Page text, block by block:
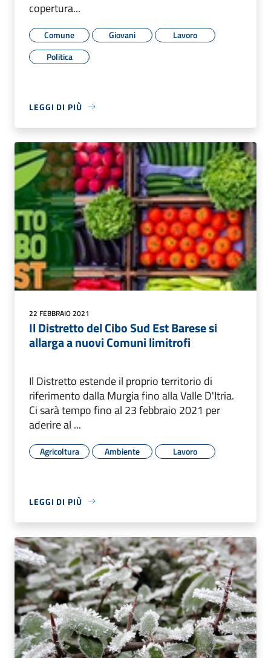
copertura...
Comune Giovani
Lavoro
Politica
LEGGI DI PIÙ
22 FEBBRAIO 2021
Il Distretto del Cibo Sud Est Barese si
allarga a nuovi Comuni limitrofi
Il Distretto estende il proprio territorio di
riferimento dalla Murgia fino alla Valle D'Itria.
Ci sarà tempo fino al 23 febbraio 2021 per
aderire al ...
Agricoltura Ambiente Lavoro
LEGGI DI PIÙ